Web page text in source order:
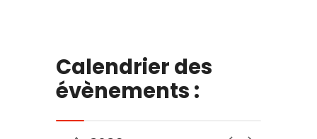
Calendrier des
évènements :